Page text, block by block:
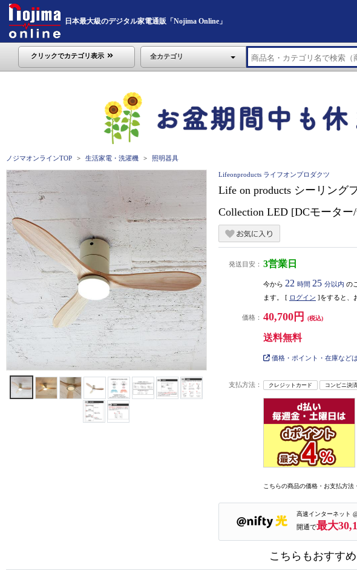
日本最大級のデジタル家電通販「Nojima Online」
クリックでカテゴリ表示 全カテゴリ
ノジマオンラインTOP 生活家電・洗濯機 照明器具
Lifeonproducts ライフオンプロダクツ
Life on products シーリング
Collection LED [DCモーター
発送目安： 3営業日
今から 22 時間 25 分以内 の
ます。 [ ログイン ]をすると、
価格： 40,700円 (税込)
送料無料
価格・ポイント・在庫など
支払方法： クレジットカード コンビニ決済
こちらの商品の価格・お支払方法
高速インターネット
開通で最大
こちらもおすすめ